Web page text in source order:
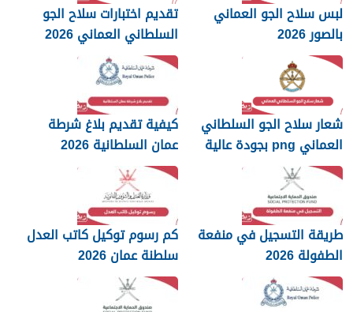
لبس سلاح الجو العماني
بالصور 2026
تقديم اختبارات سلاح الجو
السلطاني العماني 2026
شعار سلاح الجو السلطاني
العماني png بجودة عالية
2026
كيفية تقديم بلاغ شرطة
عمان السلطانية 2026
طريقة التسجيل في منفعة
الطفولة 2026
كم رسوم توكيل كاتب العدل
سلطنة عمان 2026